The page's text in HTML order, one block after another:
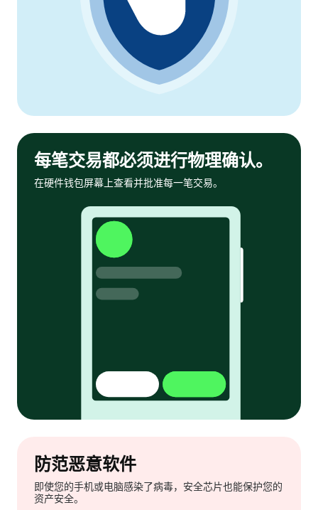
每笔交易都必须进行物理确认。
在硬件钱包屏幕上查看并批准每一笔交易。
防范恶意软件
即使您的手机或电脑感染了病毒，安全芯片也能保护您的
资产安全。